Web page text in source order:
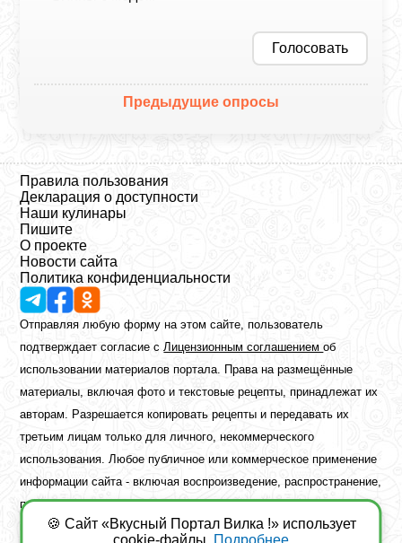
Голосовать
Предыдущие опросы
Правила пользования
Декларация о доступности
Наши кулинары
Пишите
О проекте
Новости сайта
Политика конфиденциальности
Отправляя любую форму на этом сайте, пользователь
подтверждает согласие сЛицензионным соглашениемоб
использовании материалов портала. Права на размещённые
материалы, включая фото и текстовые рецепты, принадлежат их
авторам. Разрешается копировать рецепты и передавать их
третьим лицам только для личного, некоммерческого
использования. Любое публичное или коммерческое применение
информации сайта - включая воспроизведение, распространение,
публикацию или обработку - возможно лишь при наличии
предварительного письменного разрешения правообладателя.
🍪 Сайт «Вкусный Портал Вилка !» использует
cookie-файлы.
Подробнее